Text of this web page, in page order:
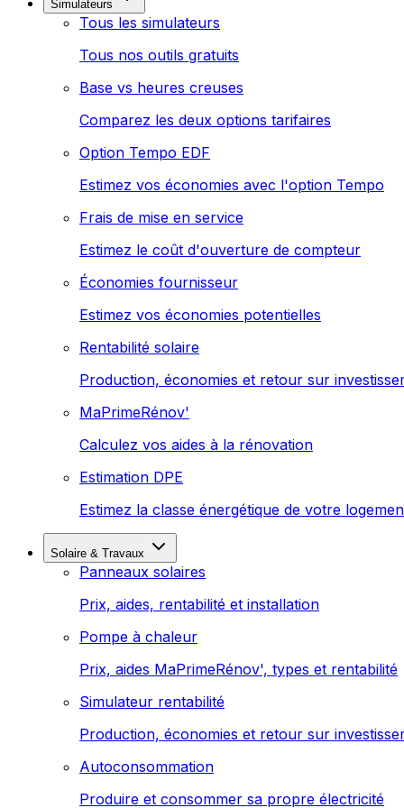
Simulateurs
Tous les simulateurs
Tous nos outils gratuits
Base vs heures creuses
Comparez les deux options tarifaires
Option Tempo EDF
Estimez vos économies avec l'option Tempo
Frais de mise en service
Estimez le coût d'ouverture de compteur
Économies fournisseur
Estimez vos économies potentielles
Rentabilité solaire
Production, économies et retour sur
MaPrimeRénov'
Calculez vos aides à la rénovation
Estimation DPE
Estimez la classe énergétique de votre
Solaire & Travaux
Panneaux solaires
Prix, aides, rentabilité et installation
Pompe à chaleur
Prix, aides MaPrimeRénov', types et rentabilité
Simulateur rentabilité
Production, économies et retour sur
Autoconsommation
Produire et consommer sa propre électricité